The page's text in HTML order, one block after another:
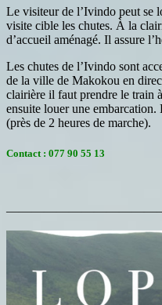
Le visiteur de l’Ivindo peut se
visite cible les chutes. À la
d’accueil aménagé. Il assure
Les chutes de l’Ivindo sont
de la ville de Makokou en
clairière il faut prendre le train
ensuite louer une embarcation.
(près de 2 heures de marche).
Contact : 077 90 55 13